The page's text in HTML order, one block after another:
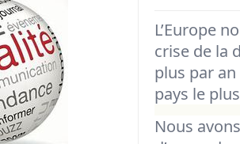
L’Europe
crise de la
plus par
pays le
Nous